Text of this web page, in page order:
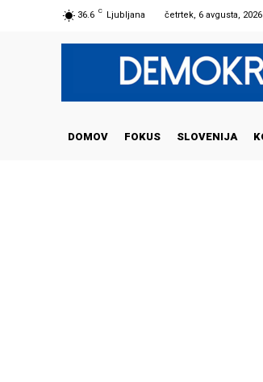
36.6 C Ljubljana četrtek, 6 avgusta, 2026
DOMOV FOKUS SLOVENIJA